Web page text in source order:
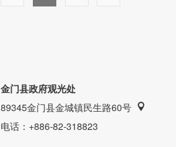
金门县政府观光处
89345金门县金城镇民生路60号
电话：+886-82-318823